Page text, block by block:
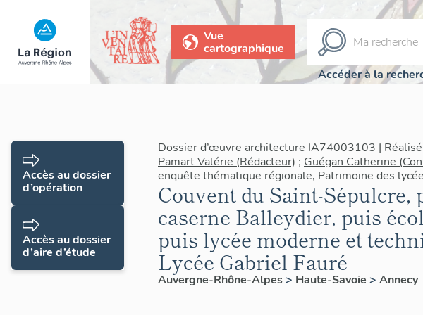
Vue
cartographique
Accéder à la
Dossier d’œuvre architecture IA74003103 |
Pamart Valérie (Rédacteur) ; Guégan Catherine
enquête thématique régionale, Patrimoine des
Couvent du Saint-
caserne Balleydier, puis
puis lycée moderne et
Lycée Gabriel Fauré
Auvergne-Rhône-Alpes> Haute-Savoie > Annecy
Accès au dossier
d’opération
Accès au dossier
d’aire d’étude